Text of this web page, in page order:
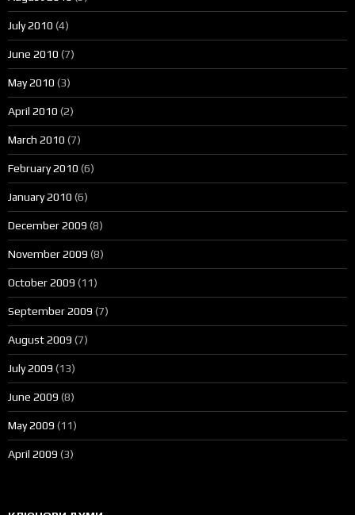
July 2010 (4)
June 2010 (7)
May 2010 (3)
April 2010 (2)
March 2010 (7)
February 2010 (6)
January 2010 (6)
December 2009 (8)
November 2009 (8)
October 2009 (11)
September 2009 (7)
August 2009 (7)
July 2009 (13)
June 2009 (8)
May 2009 (11)
April 2009 (3)